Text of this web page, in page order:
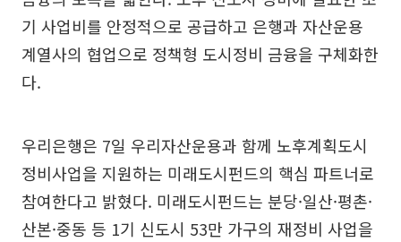
기 사업비를 안정적으로 공급하고 은행과 자산운용
계열사의 협업으로 정책형 도시정비 금융을 구체화한
다.
우리은행은 7일 우리자산운용과 함께 노후계획도시
정비사업을 지원하는 미래도시펀드의 핵심 파트너로
참여한다고 밝혔다. 미래도시펀드는 분당·일산·평촌·
산본·중동 등 1기 신도시 53만 가구의 재정비 사업을